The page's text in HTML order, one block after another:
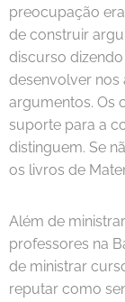
preocupação
de construir
discurso
desenvolver nos
argumentos. Os
suporte para a
distinguem. Se
os livros de
Além de
professores na
de ministrar
reputar como